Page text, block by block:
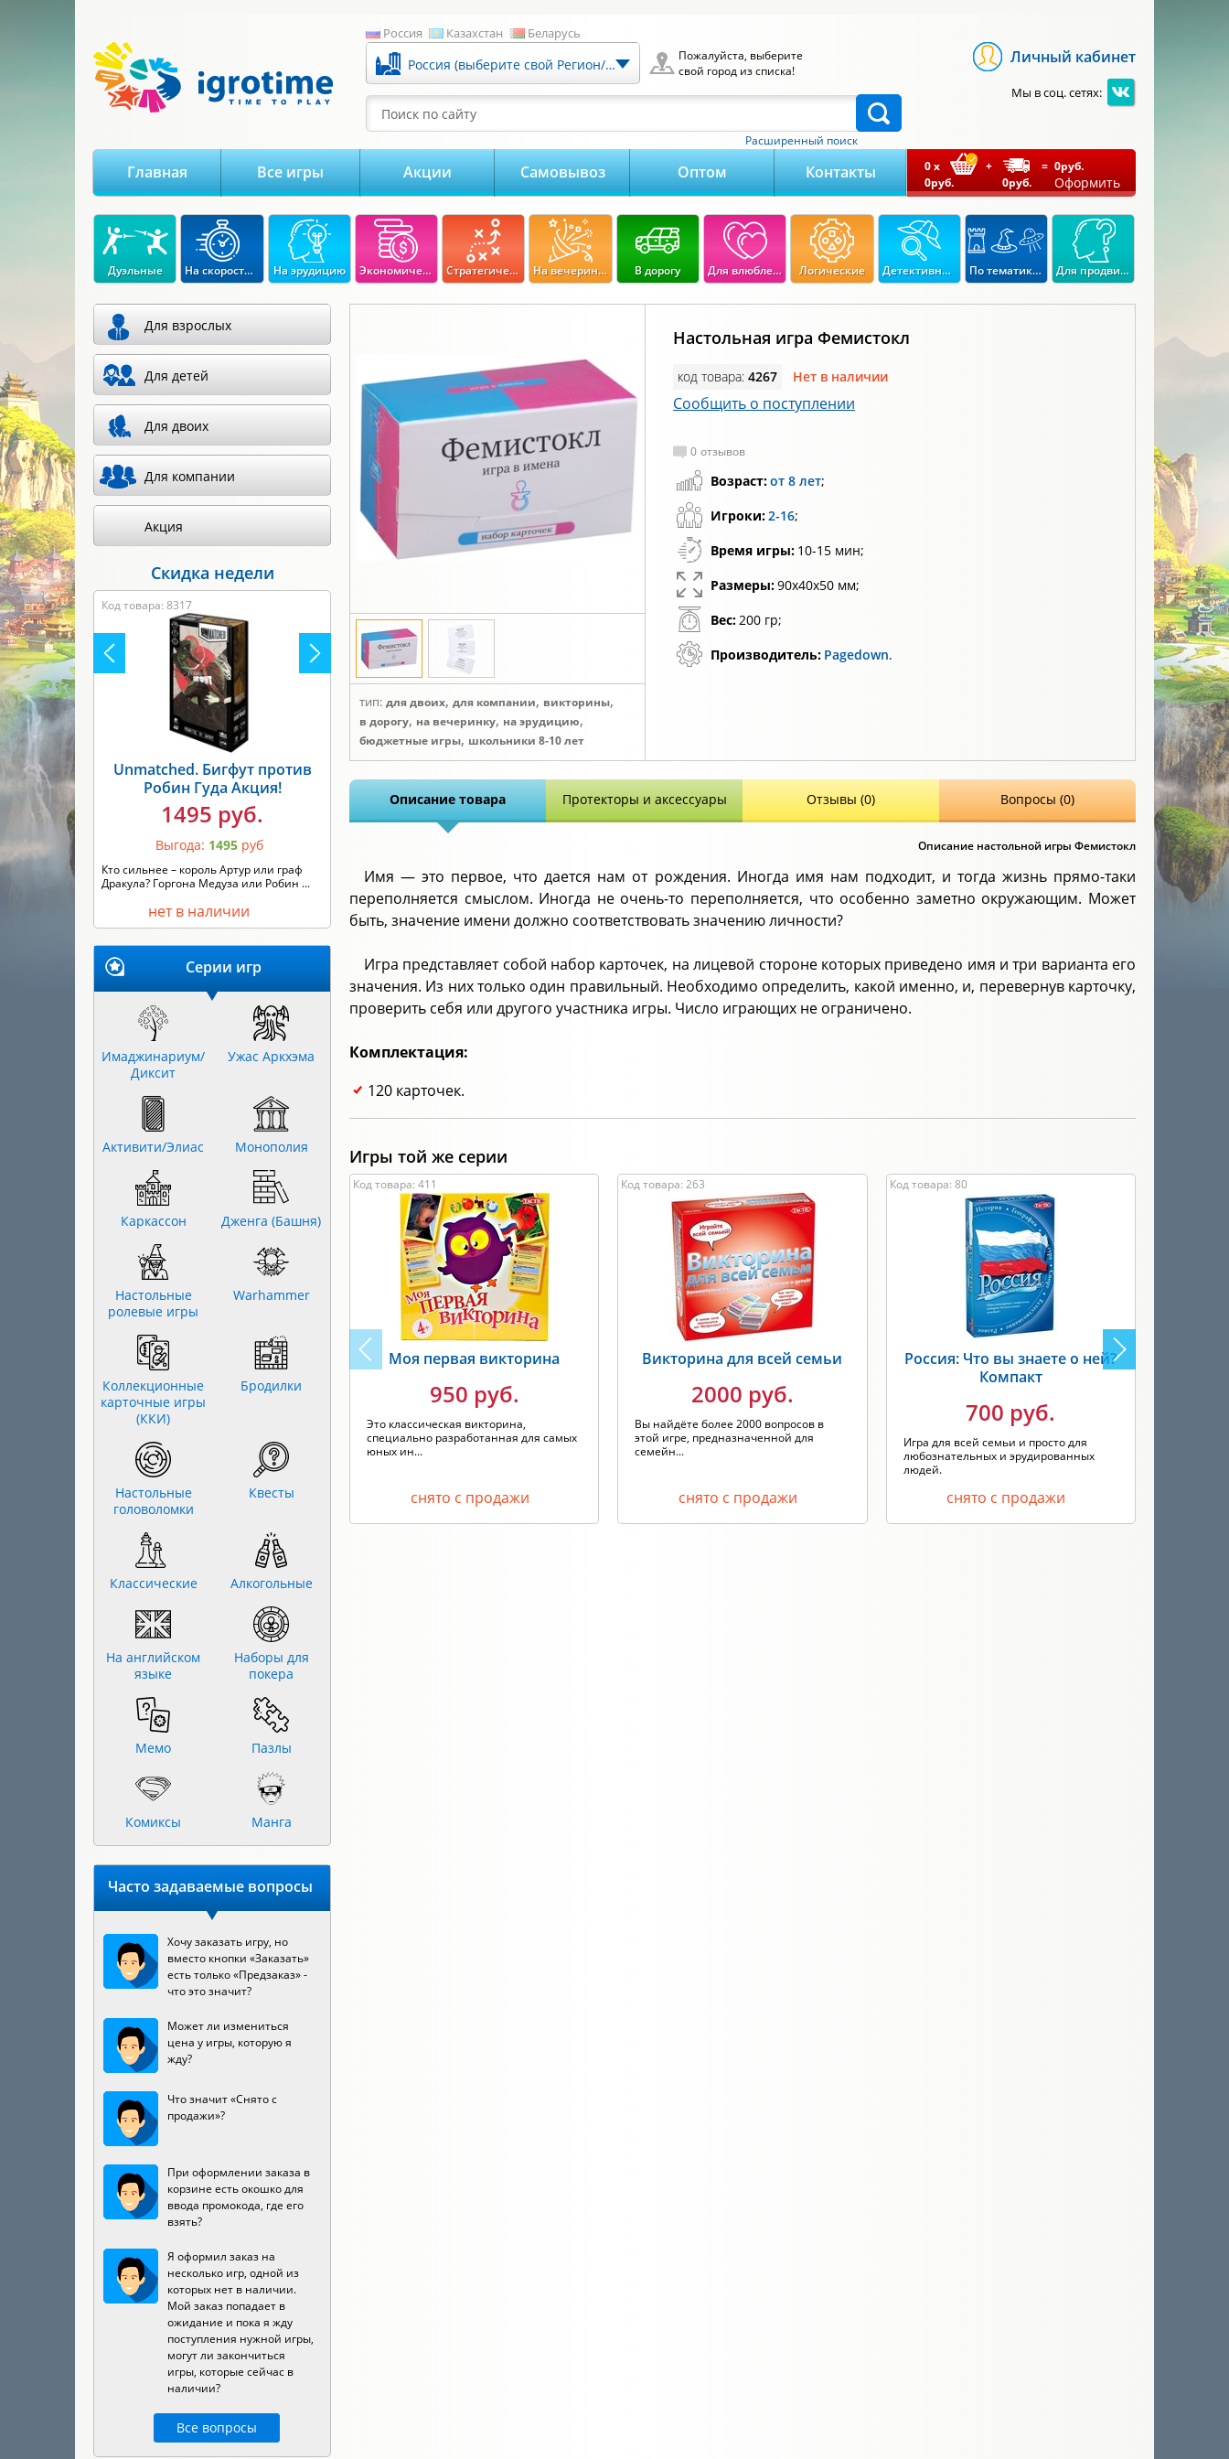
Россия Казахстан Беларусь
Россия (выберите свой Регион/Город)
Пожалуйста, выберите
свой город из списка!
Поиск по сайту
Расширенный поиск
Личный кабинет
Мы в соц. сетях:
Главная Все игры Акции Самовывоз Оптом Контакты 0x
0руб.
+
0руб.
= 0руб.
Оформить
Дуэльные На скорость реакции На эрудицию Экономические Стратегические На вечеринку В дорогу Для влюбленных Логические Детективные По тематикам Для продвинутых
тип: для двоих, для компании, викторины,
в дорогу, на вечеринку, на эрудицию,
бюджетные игры, школьники 8-10 лет
Настольная игра Фемистокл
код товара: 4267 Нет в наличии
Сообщить о поступлении
0 отзывов
Возраст:от 8 лет;
Игроки:2-16;
Время игры: 10-15 мин;
Размеры:90x40x50 мм;
Вес:200 гр;
Производитель: Pagedown.
Описание товара Протекторы и аксессуары Отзывы (0) Вопросы (0)
Описание настольной игры Фемистокл
Имя — это первое, что дается нам от рождения. Иногда имя нам подходит, и тогда жизнь прямо-таки
переполняется смыслом. Иногда не очень-то переполняется, что особенно заметно окружающим. Может
быть, значение имени должно соответствовать значению личности?
Игра представляет собой набор карточек, на лицевой стороне которых приведено имя и три варианта его
значения. Из них только один правильный. Необходимо определить, какой именно, и, перевернув карточку,
проверить себя или другого участника игры. Число играющих не ограничено.
Комплектация:
120 карточек.
Игры той же серии
Код товара: 411
Моя первая викторина
950 руб.
Это классическая викторина,
специально разработанная для самых
юных ин...
снято с продажи
Код товара: 263
Викторина для всей семьи
2000 руб.
Вы найдёте более 2000 вопросов в
этой игре, предназначенной для
семейн...
снято с продажи
Код товара: 80
Россия: Что вы знаете о ней?
Компакт
700 руб.
Игра для всей семьи и просто для
любознательных и эрудированных
людей.
снято с продажи
Для взрослых
Для детей
Для двоих
Для компании
Акция
Скидка недели
Код товара: 8317
Unmatched. Бигфут против
Робин Гуда Акция!
1495 руб.
Выгода: 1495 руб
Кто сильнее – король Артур или граф
Дракула? Горгона Медуза или Робин ...
нет в наличии
Серии игр
Имаджинариум/
Диксит
Ужас Аркхэма
Активити/Элиас Монополия
Каркассон Дженга (Башня)
Настольные
ролевые игры
Warhammer
Коллекционные
карточные игры
(ККИ)
Бродилки
Настольные
головоломки
Квесты
Классические Алкогольные
На английском
языке
Наборы для
покера
Мемо Пазлы
Комиксы Манга
Часто задаваемые вопросы
Хочу заказать игру, но
вместо кнопки «Заказать»
есть только «Предзаказ» -
что это значит?
Может ли измениться
цена у игры, которую я
жду?
Что значит «Снято с
продажи»?
При оформлении заказа в
корзине есть окошко для
ввода промокода, где его
взять?
Я оформил заказ на
несколько игр, одной из
которых нет в наличии.
Мой заказ попадает в
ожидание и пока я жду
поступления нужной игры,
могут ли закончиться
игры, которые сейчас в
наличии?
Все вопросы